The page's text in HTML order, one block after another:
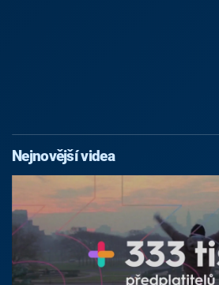
Nejnovější videa